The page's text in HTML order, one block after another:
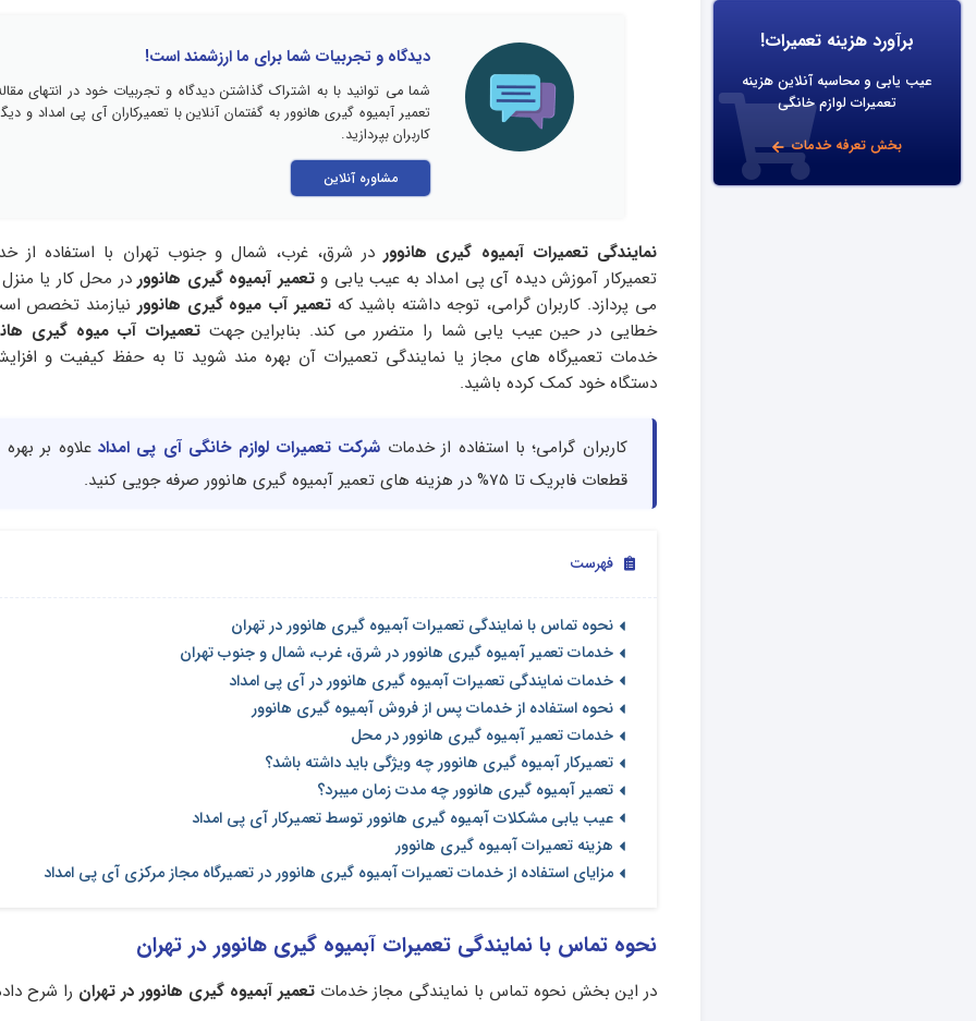
برآورد هزینه تعمیرات!
عیب یابی و محاسبه آنلاین هزینه
تعمیرات لوازم خانگی
بخش تعرفه خدمات
دیدگاه و تجربیات شما برای ما ارزشمند است!
شما می توانید با به اشتراک گذاشتن دیدگاه و تجربیات خود در انتهای
تعمیر آبمیوه گیری هانوور به گفتمان آنلاین با تعمیرکاران آی پی امداد و
کاربران بپردازید.
مشاوره آنلاین
نمایندگی تعمیرات آبمیوه گیری هانووردر شرق، غرب، شمال و جنوب تهران با استفاده از
تعمیرکار آموزش دیده آی پی امداد به عیب یابی وتعمیر آبمیوه گیری هانووردر محل کار یا
می پردازد. کاربران گرامی، توجه داشته باشید کهتعمیر آب میوه گیری هانوور نیازمند تخصص
خطایی در حین عیب یابی شما را متضرر می کند. بنابراین جهتتعمیرات آب میوه گیری
خدمات تعمیرگاه های مجاز یا نمایندگی تعمیرات آن بهره مند شوید تا به حفظ کیفیت و
دستگاه خود کمک کرده باشید.
کاربران گرامی؛ با استفاده از خدمات شرکت تعمیرات لوازم خانگی آی پی امداد علاوه بر
قطعات فابریک تا 75% در هزینه های تعمیر آبمیوه گیری هانوور صرفه جویی کنید.
فهرست
نحوه تماس با نمایندگی تعمیرات آبمیوه گیری هانوور در تهران
خدمات تعمیر آبمیوه گیری هانوور در شرق، غرب، شمال و جنوب تهران
خدمات نمایندگی تعمیرات آبمیوه گیری هانوور در آی پی امداد
نحوه استفاده از خدمات پس از فروش آبمیوه گیری هانوور
خدمات تعمیر آبمیوه گیری هانوور در محل
تعمیرکار آبمیوه گیری هانوور چه ویژگی باید داشته باشد؟
تعمیر آبمیوه گیری هانوور چه مدت زمان میبرد؟
عیب یابی مشکلات آبمیوه گیری هانوور توسط تعمیرکار آی پی امداد
هزینه تعمیرات آبمیوه گیری هانوور
مزایای استفاده از خدمات تعمیرات آبمیوه گیری هانوور در تعمیرگاه مجاز مرکزی آی پی امداد
نحوه تماس با نمایندگی تعمیرات آبمیوه گیری هانوور در تهران
در این بخش نحوه تماس با نمایندگی مجاز خدمات تعمیر آبمیوه گیری هانوور در تهران را شرح